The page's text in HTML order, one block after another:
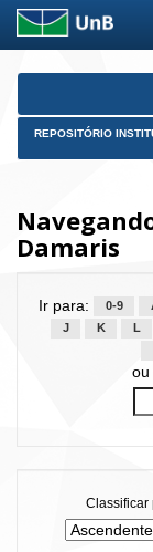
Skip
REPOSITÓRIO
Damaris
Ir para: 0-9
J
K L
ou
Classificar